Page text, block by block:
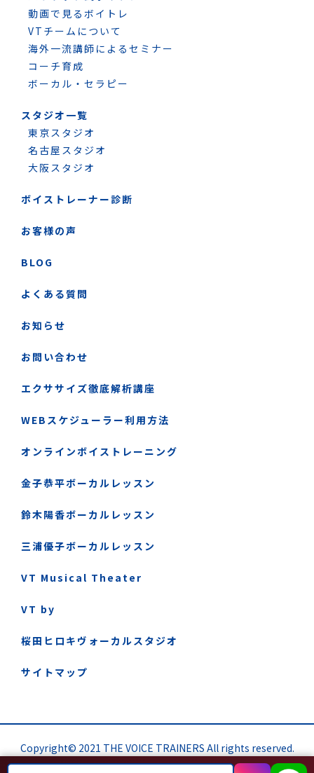
動画で見るボイトレ
VTチームについて
海外一流講師によるセミナー
コーチ育成
ボーカル・セラピー
スタジオ一覧
東京スタジオ
名古屋スタジオ
大阪スタジオ
ボイストレーナー診断
お客様の声
BLOG
よくある質問
お知らせ
お問い合わせ
エクササイズ徹底解析講座
WEBスケジューラー利用方法
オンラインボイストレーニング
金子恭平ボーカルレッスン
鈴木陽香ボーカルレッスン
三浦優子ボーカルレッスン
VT Musical Theater
VT by
桜田ヒロキヴォーカルスタジオ
サイトマップ
Copyright© 2021 THE VOICE TRAINERS All rights reserved.